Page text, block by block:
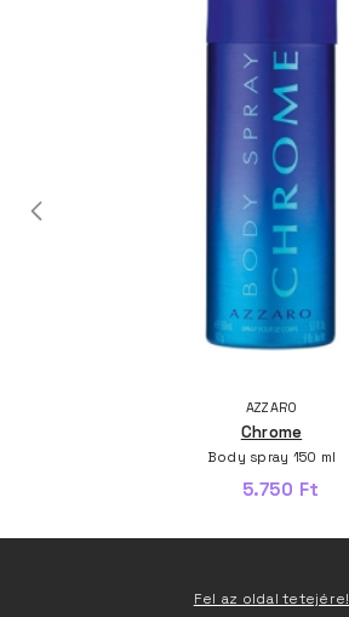
AZZARO
Chrome
Body spray 150 ml
5.750 Ft
Fel az oldal tetejére!